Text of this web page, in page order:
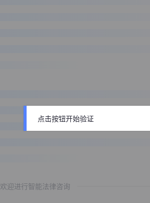
欢迎进行智能法律咨询
点击按钮开始验证